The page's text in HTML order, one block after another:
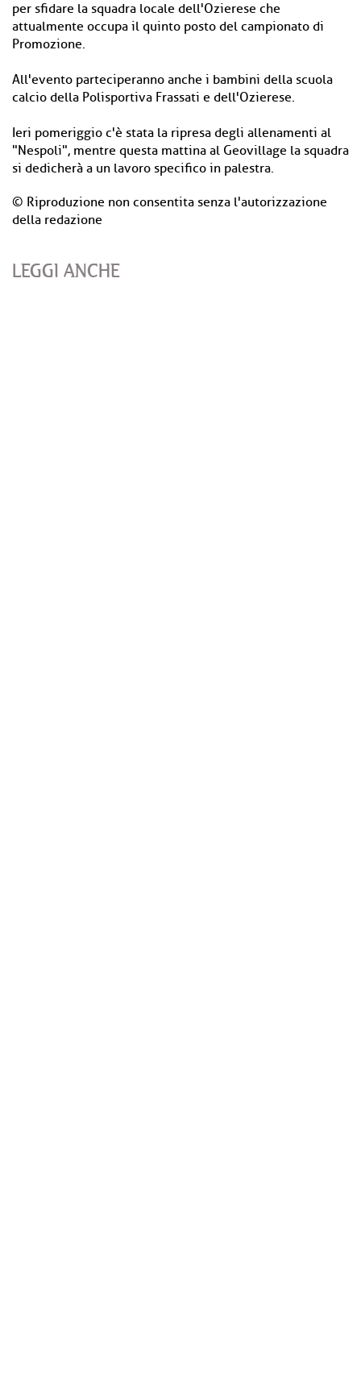
per sfidare la squadra locale dell'Ozierese che
attualmente occupa il quinto posto del campionato di
Promozione.
All'evento parteciperanno anche i bambini della scuola
calcio della Polisportiva Frassati e dell'Ozierese.
Ieri pomeriggio c'è stata la ripresa degli allenamenti al
"Nespoli", mentre questa mattina al Geovillage la squadra
si dedicherà a un lavoro specifico in palestra.
© Riproduzione non consentita senza l'autorizzazione
della redazione
LEGGI ANCHE